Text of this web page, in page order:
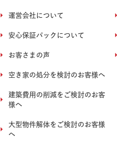
運営会社について
安心保証パックについて
お客さまの声
空き家の処分を検討のお客様へ
建築費用の削減をご検討のお客
様へ
大型物件解体をご検討のお客様
へ